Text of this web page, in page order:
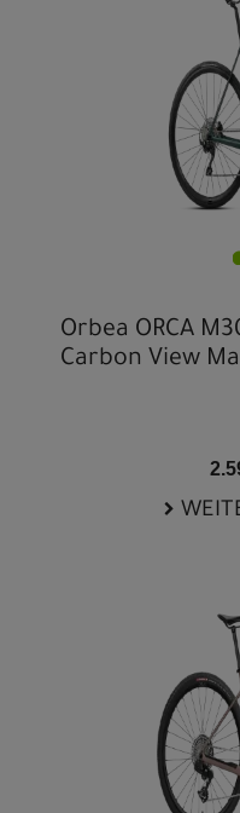
Orbea ORCA
Carbon View